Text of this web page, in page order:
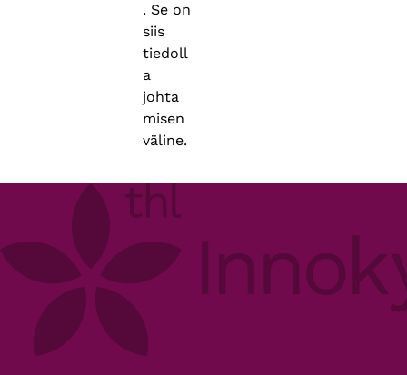
. Se on
siis
tiedoll
a
johta
misen
väline.